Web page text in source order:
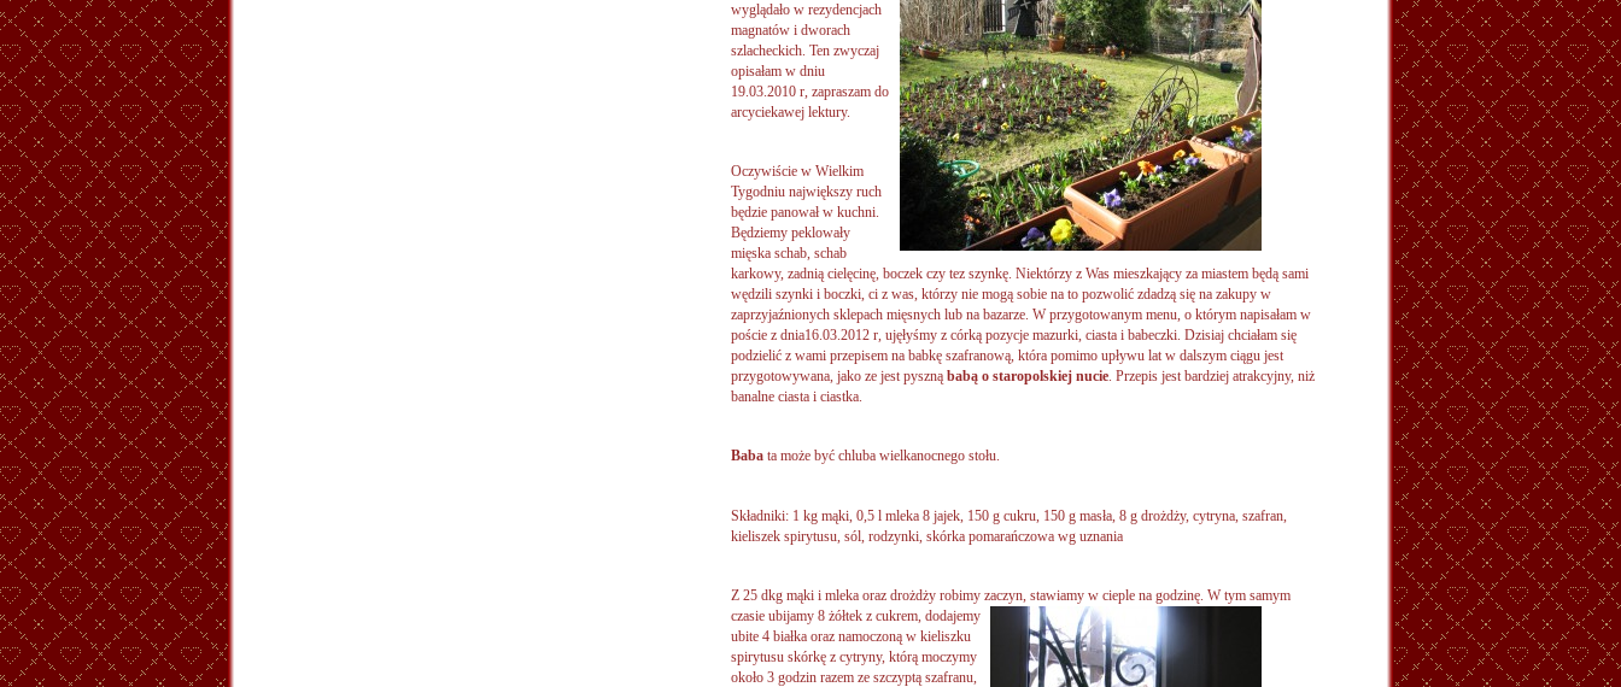
wyglądało w rezydencjach
magnatów i dworach
szlacheckich. Ten zwyczaj
opisałam w dniu
19.03.2010 r, zapraszam do
arcyciekawej lektury.
Oczywiście w Wielkim
Tygodniu największy ruch
będzie panował w kuchni.
Będziemy peklowały
mięska schab, schab
karkowy, zadnią cielęcinę, boczek czy tez szynkę. Niektórzy z Was mieszkający za miastem będą sami
wędzili szynki i boczki, ci z was, którzy nie mogą sobie na to pozwolić zdadzą się na zakupy w
zaprzyjaźnionych sklepach mięsnych lub na bazarze. W przygotowanym menu, o którym napisałam w
poście z dnia16.03.2012 r, ujęłyśmy z córką pozycje mazurki, ciasta i babeczki. Dzisiaj chciałam się
podzielić z wami przepisem na babkę szafranową, która pomimo upływu lat w dalszym ciągu jest
przygotowywana, jako ze jest pyszną babą o staropolskiej nucie. Przepis jest bardziej atrakcyjny, niż
banalne ciasta i ciastka.
Baba ta może być chluba wielkanocnego stołu.
Składniki: 1 kg mąki, 0,5 l mleka 8 jajek, 150 g cukru, 150 g masła, 8 g drożdży, cytryna, szafran,
kieliszek spirytusu, sól, rodzynki, skórka pomarańczowa wg uznania
Z 25 dkg mąki i mleka oraz drożdży robimy zaczyn, stawiamy w cieple na godzinę. W tym samym
czasie ubijamy 8 żółtek z cukrem, dodajemy
ubite 4 białka oraz namoczoną w kieliszku
spirytusu skórkę z cytryny, którą moczymy
około 3 godzin razem ze szczyptą szafranu,